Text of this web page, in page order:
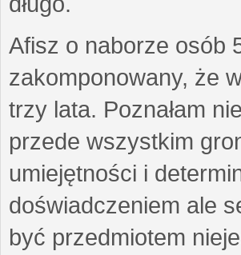
Afisz o naborze osób
zakomponowany, że
trzy lata. Poznałam
przede wszystkim
umiejętności i
doświadczeniem ale
być przedmiotem